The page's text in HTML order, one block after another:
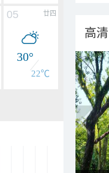
廿四
05
30°
22℃
高